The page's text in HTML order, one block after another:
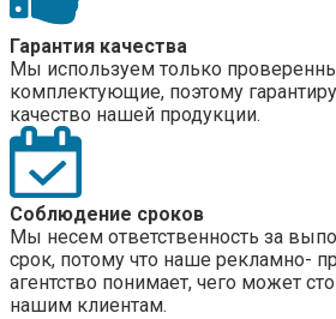
Гарантия качества
Мы используем только
комплектующие, поэтому
качество нашей продукции.
Соблюдение сроков
Мы несем ответственность за
срок, потому что наше рекламно-
агентство понимает, чего может
нашим клиентам.